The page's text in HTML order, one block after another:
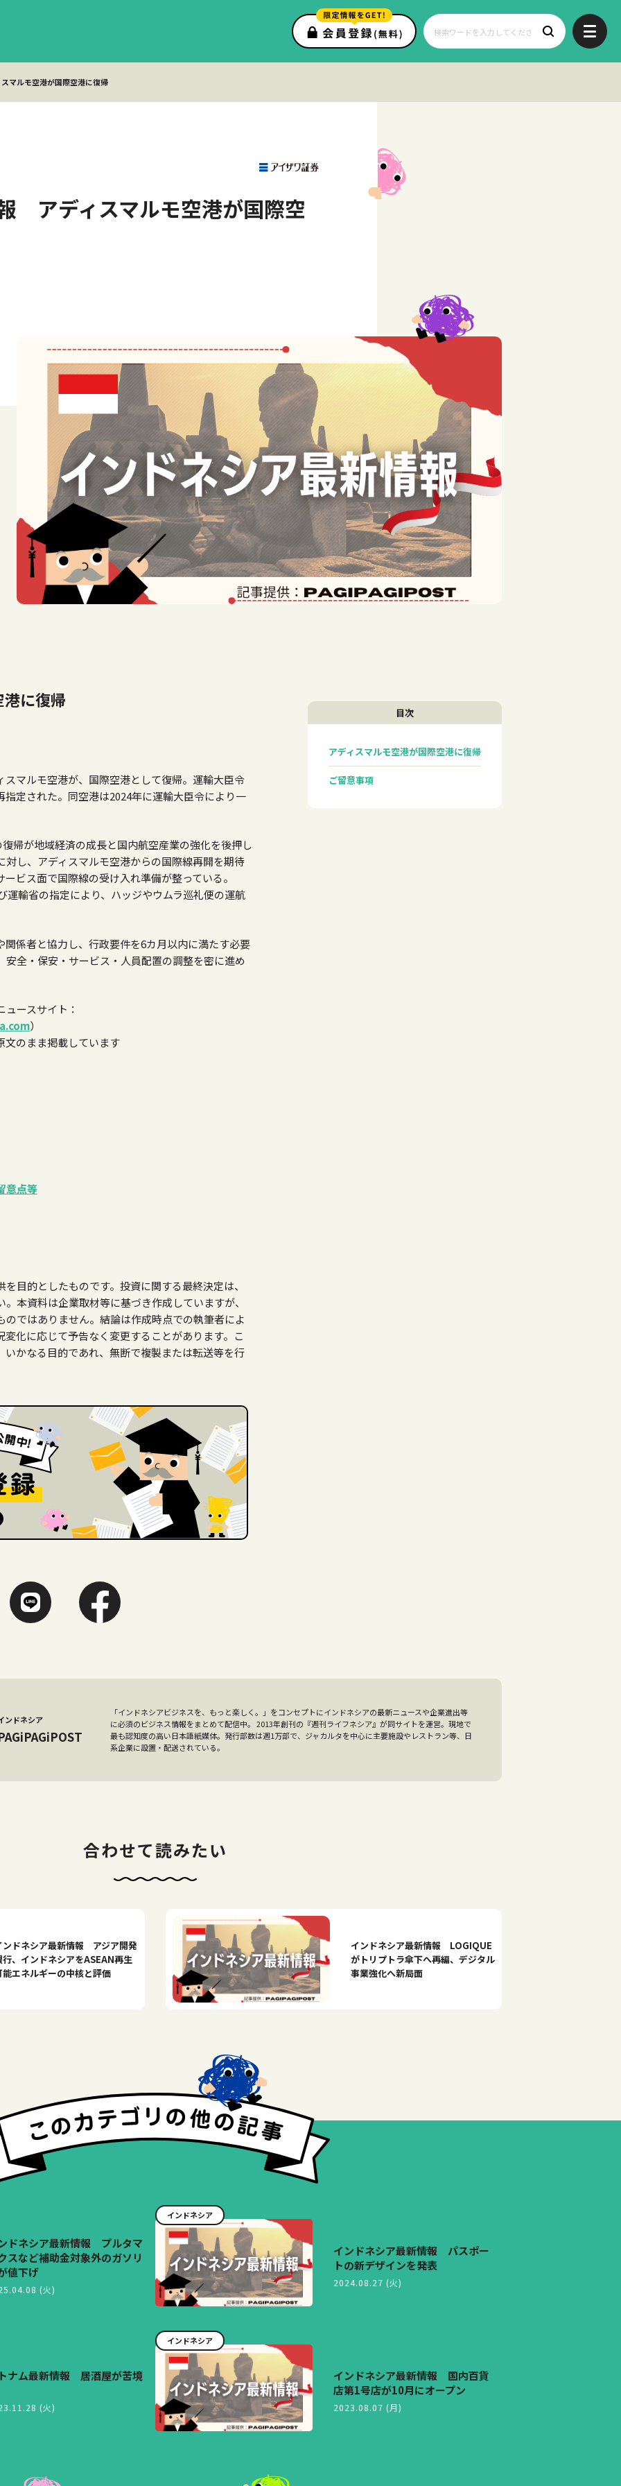
マルモ空港が国際空港に復帰
アディスマルモ空港が国際空
目次
アディスマルモ空港が国際空港に復帰
ご留意事項
に復帰
マルモ空港が、国際空港として復帰。運輸大臣令
定された。同空港は2024年に運輸大臣令により一
帰が地域経済の成長と国内航空産業の強化を後押し
し、アディスマルモ空港からの国際線再開を期待
ビス面で国際線の受け入れ準備が整っている。
運輸省の指定により、ハッジやウムラ巡礼便の運航
係者と協力し、行政要件を6カ月以内に満たす必要
全・保安・サービス・人員配置の調整を密に進め
ースサイト：
）
のまま掲載しています
意点等
目的としたものです。投資に関する最終決定は、
本資料は企業取材等に基づき作成していますが、
ではありません。結論は作成時点での執筆者によ
化に応じて予告なく変更することがあります。こ
かなる目的であれ、無断で複製または転送等を行
ンドネシア
「インドネシアビジネスを、もっと楽しく。」をコンセプトにインドネシアの最新ニュースや企業進出等
に必須のビジネス情報をまとめて配信中。 2013年創刊の『週刊ライフネシア』が同サイトを運営。現地で
最も認知度の高い日本語紙媒体。発行部数は週1万部で、ジャカルタを中心に主要施設やレストラン等、日
系企業に設置・配送されている。
合わせて読みたい
ンドネシア最新情報 アジア開発
行、インドネシアをASEAN再生
能エネルギーの中核と評価
インドネシア最新情報 LOGIQUE
がトリプトラ傘下へ再編、デジタル
事業強化へ新局面
ドネシア最新情報 プルタマ
スなど補助金対象外のガソリ
値下げ
(火)
インドネシア
インドネシア最新情報 パスポー
トの新デザインを発表
2024.08.27 (火)
ナム最新情報 居酒屋が苦境
(火)
インドネシア
インドネシア最新情報 国内百貨
店第1号店が10月にオープン
2023.08.07 (月)